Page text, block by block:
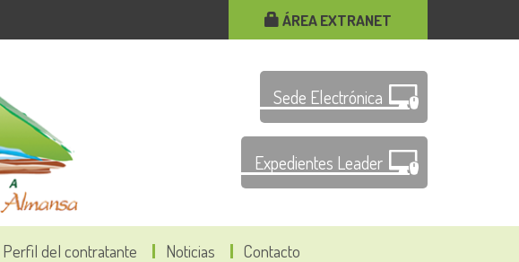
ÁREA EXTRANET
Sede Electrónica
Expedientes Leader
Perfil del contratante Noticias Contacto